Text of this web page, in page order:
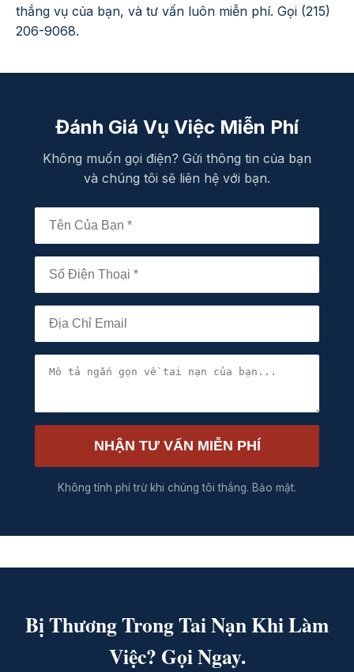
thắng vụ của bạn, và tư vấn luôn miễn phí. Gọi (215)
206-9068.
Đánh Giá Vụ Việc Miễn Phí
Không muốn gọi điện? Gửi thông tin của bạn
và chúng tôi sẽ liên hệ với bạn.
NHẬN TƯ VẤN MIỄN PHÍ
Không tính phí trừ khi chúng tôi thắng. Bảo mật.
Bị Thương Trong Tai Nạn Khi Làm
Việc? Gọi Ngay.